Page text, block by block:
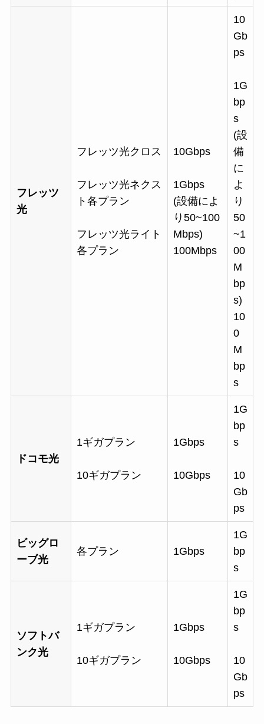
フレッツ
光
フレッツ光クロス
フレッツ光ネクス
ト各プラン
フレッツ光ライト
各プラン
10Gbps
1Gbps
(設備によ
り50~100
Mbps)
100Mbps
10
Gb
ps
1G
bp
s
(設
備
に
よ
り
50
~1
00
M
bp
s)
10
0
M
bp
s
ドコモ光
1ギガプラン
10ギガプラン
1Gbps
10Gbps
1G
bp
s
10
Gb
ps
ビッグロ
ーブ光
各プラン 1Gbps
1G
bp
s
ソフトバ
ンク光
1ギガプラン
10ギガプラン
1Gbps
10Gbps
1G
bp
s
10
Gb
ps